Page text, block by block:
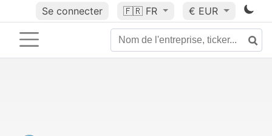
Se connecter 🇫🇷 FR € EUR